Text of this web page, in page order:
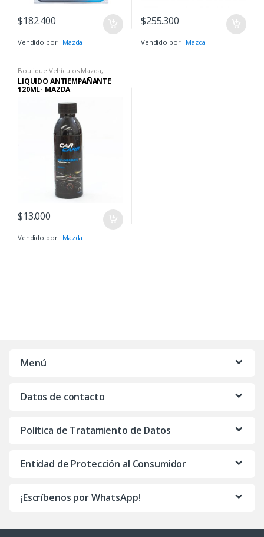
$182.400
Vendido por : Mazda
$255.300
Vendido por : Mazda
Boutique Vehículos Mazda,
Embellecimiento Exterior
LIQUIDO ANTIEMPAÑANTE
120ML- MAZDA
$13.000
Vendido por : Mazda
Menú
Datos de contacto
Política de Tratamiento de Datos
Entidad de Protección al Consumidor
¡Escríbenos por WhatsApp!